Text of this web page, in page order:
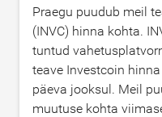
Praegu puudub meil
(INVC) hinna kohta.
tuntud
teave Investcoin
päeva jooksul. Meil
muutuse kohta